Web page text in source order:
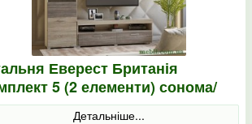
Еверест Британія
5 (2 елементи) сонома/
Детальніше...